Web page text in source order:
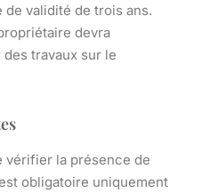
validité de trois ans.
devra
travaux sur le
vérifier la présence de
obligatoire uniquement